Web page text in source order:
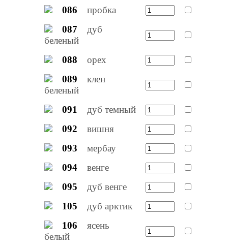
086
пробка
087
дуб
беленый
088
орех
089
клен
беленый
091
дуб темный
092
вишня
093
мербау
094
венге
095
дуб венге
105
дуб арктик
106
ясень
белый